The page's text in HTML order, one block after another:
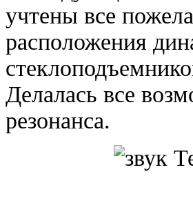
учтены все
расположения
Делалась все
резонанса.